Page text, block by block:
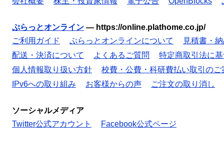
ぷらっとオンライン — https://online.plathome.co.jp/
ご利用ガイド
ぷらっとオンラインについて
見積書・
配送・決済について
よくあるご質問
特定商取引法に
個人情報取り扱い方針
校費・公費・科研費払い取引のご
IPv6への取り組み
お客様からの声 ご注文の取り消し
ソーシャルメディア
Twitter公式アカウント
Facebook公式ページ